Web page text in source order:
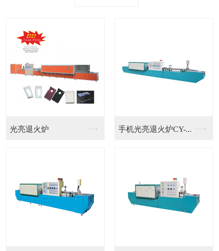
光亮退火炉 手机光亮退火炉CY-...